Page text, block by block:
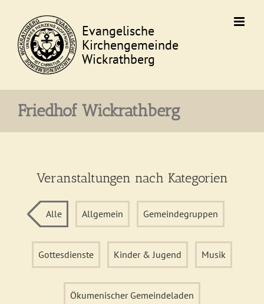
content
Friedhof Wickrathberg
Veranstaltungen nach Kategorien
Alle Allgemein Gemeindegruppen
Gottesdienste Kinder & Jugend Musik
Ökumenischer Gemeindeladen